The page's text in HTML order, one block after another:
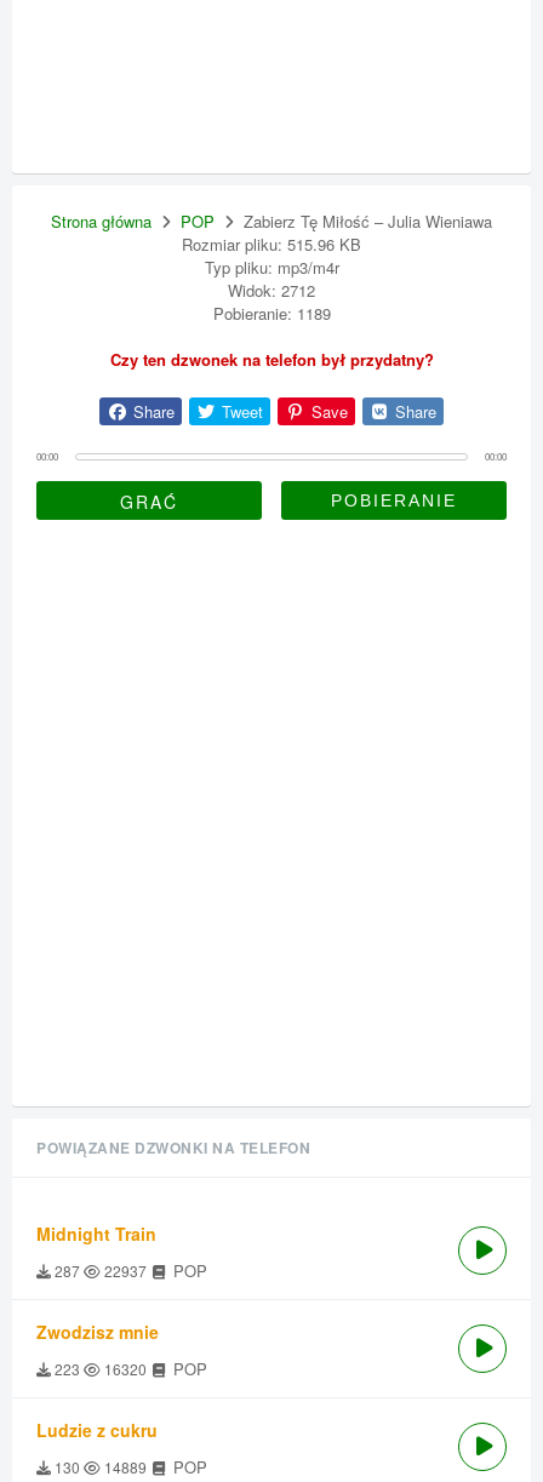
Strona główna POP
Zabierz Tę Miłość – Julia Wieniawa
Rozmiar pliku: 515.96 KB
Typ pliku: mp3/m4r
Widok: 2712
Pobieranie: 1189
Czy ten dzwonek na telefon był przydatny?
Share Tweet Save Share
00:00 00:00
GRAĆ
POWIĄZANE DZWONKI NA TELEFON
Midnight Train
287 22937 POP
Zwodzisz mnie
223 16320 POP
Ludzie z cukru
130 14889 POP